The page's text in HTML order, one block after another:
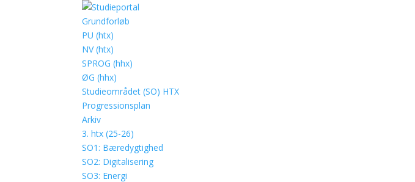
Grundforløb
PU (htx)
NV (htx)
SPROG (hhx)
ØG (hhx)
Studieområdet (SO) HTX
Progressionsplan
Arkiv
3. htx (25-26)
SO1: Bæredygtighed
SO2: Digitalisering
SO3: Energi